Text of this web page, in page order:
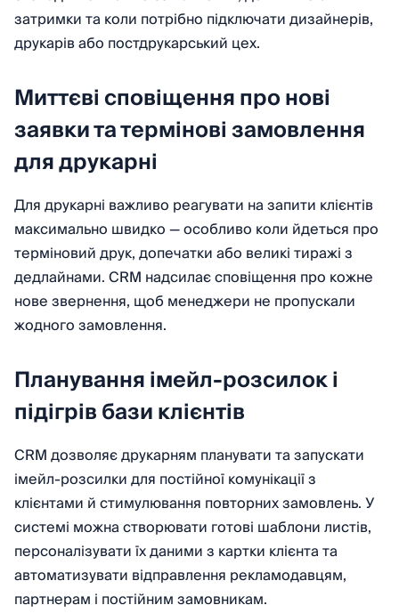
затримки та коли потрібно підключати дизайнерів,
друкарів або постдрукарський цех.
Миттєві сповіщення про нові
заявки та термінові замовлення
для друкарні
Для друкарні важливо реагувати на запити клієнтів
максимально швидко — особливо коли йдеться про
терміновий друк, допечатки або великі тиражі з
дедлайнами. CRM надсилає сповіщення про кожне
нове звернення, щоб менеджери не пропускали
жодного замовлення.
Планування імейл-розсилок і
підігрів бази клієнтів
CRM дозволяє друкарням планувати та запускати
імейл-розсилки для постійної комунікації з
клієнтами й стимулювання повторних замовлень. У
системі можна створювати готові шаблони листів,
персоналізувати їх даними з картки клієнта та
автоматизувати відправлення рекламодавцям,
партнерам і постійним замовникам.